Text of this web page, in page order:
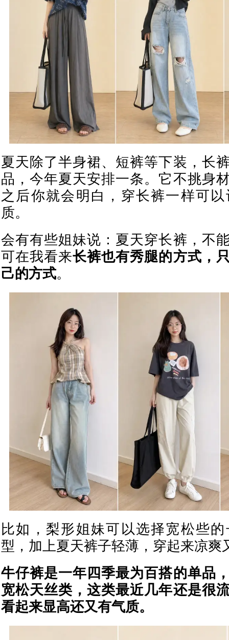
夏天除了半身裙、短裤等下装，长
品，今年夏天安排一条。它不挑身
之后你就会明白，穿长裤一样可
质。
会有有些姐妹说：夏天穿长裤，不
可在我看来长裤也有秀腿的方式，
己的方式。
比如，梨形姐妹可以选择宽松些
型，加上夏天裤子轻薄，穿起来凉爽
牛仔裤是一年四季最为百搭的单品
宽松天丝类，这类最近几年还是很
看起来显高还又有气质。